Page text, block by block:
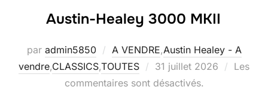
Austin-Healey 3000 MKII
par admin5850 A VENDRE,Austin Healey - A
vendre,CLASSICS,TOUTES
Publié
le
31 juillet 2026
Les
commentaires sont désactivés.